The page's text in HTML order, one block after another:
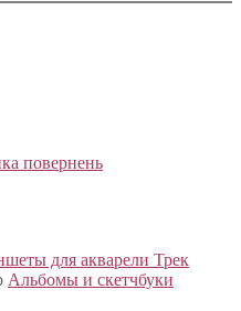
повернень
для акварели Трек
Альбомы и скетчбуки